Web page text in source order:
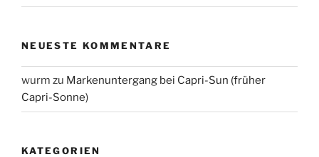
NEUESTE KOMMENTARE
wurm zu Markenuntergang bei Capri-Sun (früher
Capri-Sonne)
KATEGORIEN